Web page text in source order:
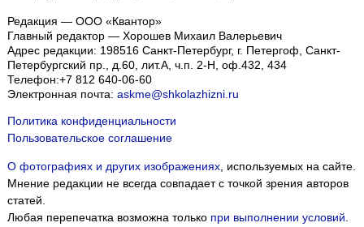
Редакция — ООО «Квантор»
Главный редактор — Хорошев Михаил Валерьевич
Адрес редакции: 198516 Санкт-Петербург, г. Петергоф, Санкт-
Петербургский пр., д.60, лит.А, ч.п. 2-Н, оф.432, 434
Телефон:+7 812 640-06-60
Электронная почта: askme@shkolazhizni.ru
Политика конфиденциальности
Пользовательское соглашение
О фотографиях и других изображениях, используемых на сайте.
Мнение редакции не всегда совпадает с точкой зрения авторов
статей.
Любая перепечатка возможна только при выполнении условий.